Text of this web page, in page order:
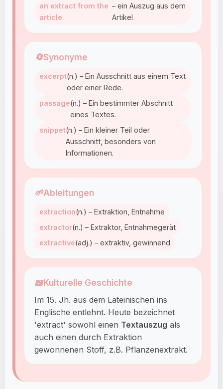
an extract from the
article
– ein Auszug aus dem
Artikel
🔄Synonyme
excerpt(n.) – Ein Ausschnitt aus einem Text
oder einer Rede.
passage(n.) – Ein bestimmter Abschnitt
eines Textes.
snippet(n.) – Ein kleiner Teil oder
Ausschnitt, besonders von
Informationen.
🌱Ableitungen
extraction(n.) – Extraktion, Entnahme
extractor(n.) – Extraktor, Entnahmegerät
extractive(adj.) – extraktiv, gewinnend
📖Kulturelle Geschichte
Im 15. Jh. aus dem Lateinischen ins
Englische entlehnt. Heute bezeichnet
'extract' sowohl einen Textauszug als
auch einen durch Extraktion
gewonnenen Stoff, z.B. Pflanzenextrakt.